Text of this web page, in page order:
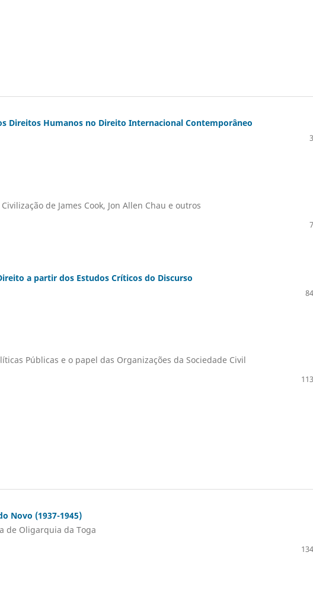
Direitos Humanos no Direito Internacional Contemporâneo
de James Cook, Jon Allen Chau e outros
a partir dos Estudos Críticos do Discurso
Públicas e o papel das Organizações da Sociedade Civil
Novo (1937-1945)
de Oligarquia da Toga